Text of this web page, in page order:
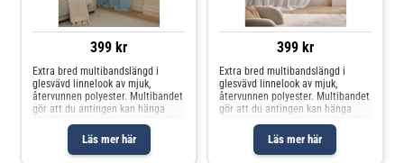
399 kr
Läs mer här
Extra bred multibandslängd i
glesvävd linnelook av mjuk,
återvunnen polyester. Multibandet
gör att du antingen kan hänga
gardinen direkt på en gardinstång
genom de gömda hällorna eller
använda ringar, nålkrokar eller
fingerkrokar. Snören i rynkbandet
399 kr
Läs mer här
Extra bred multibandslängd i
glesvävd linnelook av mjuk,
återvunnen polyester. Multibandet
gör att du antingen kan hänga
gardinen direkt på en gardinstång
genom de gömda hällorna eller
använda ringar, nålkrokar eller
fingerkrokar. Snören i rynkbandet